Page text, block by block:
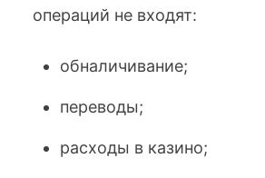
операций не входят:
обналичивание;
переводы;
расходы в казино;